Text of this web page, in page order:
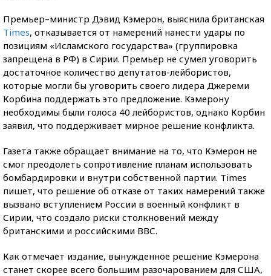
Премьер–министр Дэвид Кэмерон, выяснила британская
Times, отказывается от намерений нанести удары по
позициям «Исламского государства» (группировка
запрещена в РФ) в Сирии. Премьер не сумел уговорить
достаточное количество депутатов-лейбористов,
которые могли бы уговорить своего лидера Джереми
Корбина поддержать это предложение. Кэмерону
необходимы были голоса 40 лейбористов, однако Корбин
заявил, что поддерживает мирное решение конфликта.
Газета также обращает внимание на то, что Кэмерон не
смог преодолеть сопротивление планам использовать
бомбардировки и внутри собственной партии. Times
пишет, что решение об отказе от таких намерений также
вызвано вступлением России в военный конфликт в
Сирии, что создало риски столкновений между
британскими и российскими ВВС.
Как отмечает издание, вынужденное решение Кэмерона
станет скорее всего большим разочарованием для США,